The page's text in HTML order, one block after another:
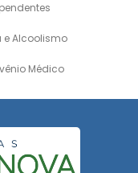
Alcoolismo
Médico
Bradesco